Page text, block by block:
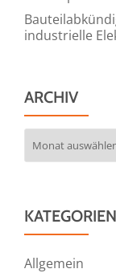
industrielle
ARCHIV
KATEGORIEN
Allgemein